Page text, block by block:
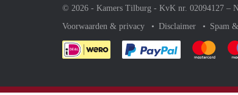
© 2026 - Kamers Tilburg - KvK nr. 02094127 –
Voorwaarden & privacy
Disclaimer Spam
Je rekent Je